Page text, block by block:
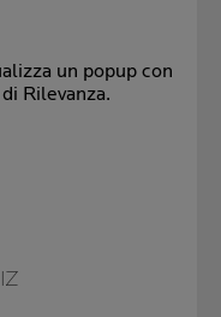
un popup con
Rilevanza.